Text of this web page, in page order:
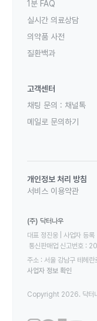
1분 FAQ
실시간 의료상담
의약품 사전
질환백과
고객센터
채팅 문의 : 채널톡
메일로 문의하기
개인정보 처리 방침
서비스 이용약관
(주) 닥터나우
대표 정진웅 | 사업자
통신판매업 신고번호
주소 : 서울 강남구 테헤
사업자 정보 확인
Copyright 2026. 닥터